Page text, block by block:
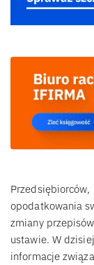
Przedsiębiorców,
opodatkowania
zmiany
ustawie. W
informacje